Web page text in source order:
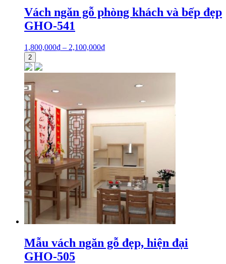
Vách ngăn gỗ phòng khách và bếp đẹp
GHO-541
1,800,000₫ – 2,100,000₫
2
Mẫu vách ngăn gỗ đẹp, hiện đại
GHO-505